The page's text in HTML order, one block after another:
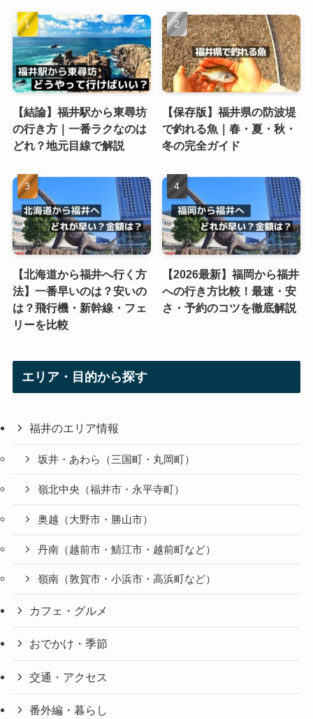
【結論】福井駅から東尋坊
の行き方｜一番ラクなのは
どれ？地元目線で解説
【保存版】福井県の防波堤
で釣れる魚｜春・夏・秋・
冬の完全ガイド
【北海道から福井へ行く方
法】一番早いのは？安いの
は？飛行機・新幹線・フェ
リーを比較
【2026最新】福岡から福井
への行き方比較！最速・安
さ・予約のコツを徹底解説
エリア・目的から探す
福井のエリア情報
坂井・あわら（三国町・丸岡町）
嶺北中央（福井市・永平寺町）
奥越（大野市・勝山市）
丹南（越前市・鯖江市・越前町など）
嶺南（敦賀市・小浜市・高浜町など）
カフェ・グルメ
おでかけ・季節
交通・アクセス
番外編・暮らし